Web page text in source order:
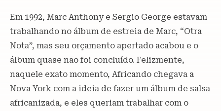
Em 1992, Marc Anthony e Sergio George estavam
trabalhando no álbum de estreia de Marc, “Otra
Nota”, mas seu orçamento apertado acabou e o
álbum quase não foi concluído. Felizmente,
naquele exato momento, Africando chegava a
Nova York com a ideia de fazer um álbum de salsa
africanizada, e eles queriam trabalhar com o